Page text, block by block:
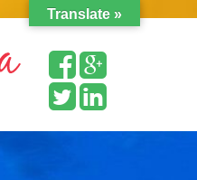
Translate »